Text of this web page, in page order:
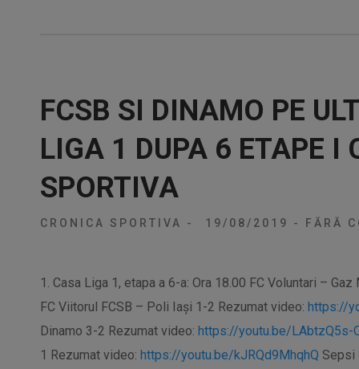
FCSB SI DINAMO PE
LIGA 1 DUPA 6 ETAPE I
SPORTIVA
CRONICA SPORTIVA - 19/08/2019 - FĂRĂ
1. Casa Liga 1, etapa a 6-a: Ora 18.00 FC Voluntari –
FC Viitorul FCSB – Poli Iași 1-2 Rezumat video: https://
Dinamo 3-2 Rezumat video: https://youtu.be/LAbtzQ5s-
1 Rezumat video: https://youtu.be/kJRQd9MhqhQ Sepsi